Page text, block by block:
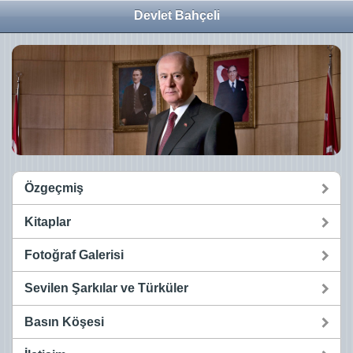
Devlet Bahçeli
Özgeçmiş
Kitaplar
Fotoğraf Galerisi
Sevilen Şarkılar ve Türküler
Basın Köşesi